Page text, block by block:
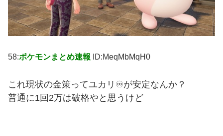
58:ポケモンまとめ速報 ID:MeqMbMqH0
これ現状の金策ってユカリ♾が安定なんか？
普通に1回2万は破格やと思うけど